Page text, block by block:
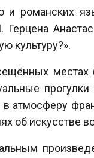
романских
культуру?».
прогулки
атмосферу
об искусстве